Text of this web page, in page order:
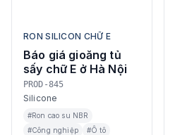
RON SILICON CHỮ E
Báo giá gioăng tủ
sấy chữ E ở Hà Nội
PROD-845
Silicone
#Ron cao su NBR
#Công nghiệp
#Ô tô